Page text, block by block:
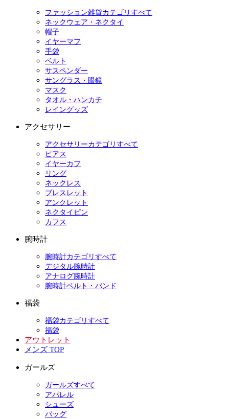
ファッション雑貨カテゴリすべて
ネックウェア・ネクタイ
帽子
イヤーマフ
手袋
ベルト
サスペンダー
サングラス・眼鏡
マスク
タオル・ハンカチ
レイングッズ
アクセサリー
アクセサリーカテゴリすべて
ピアス
イヤーカフ
リング
ネックレス
ブレスレット
アンクレット
ネクタイピン
カフス
腕時計
腕時計カテゴリすべて
デジタル腕時計
アナログ腕時計
腕時計ベルト・バンド
福袋
福袋カテゴリすべて
福袋
アウトレット
メンズ TOP
ガールズ
ガールズすべて
アパレル
シューズ
バッグ